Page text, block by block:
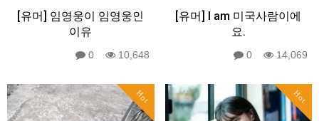
[유머] 임영웅이 임영웅인
이유
0 10,648
[유머] I am 미국사람이에
요.
0 14,069
Hot Hot